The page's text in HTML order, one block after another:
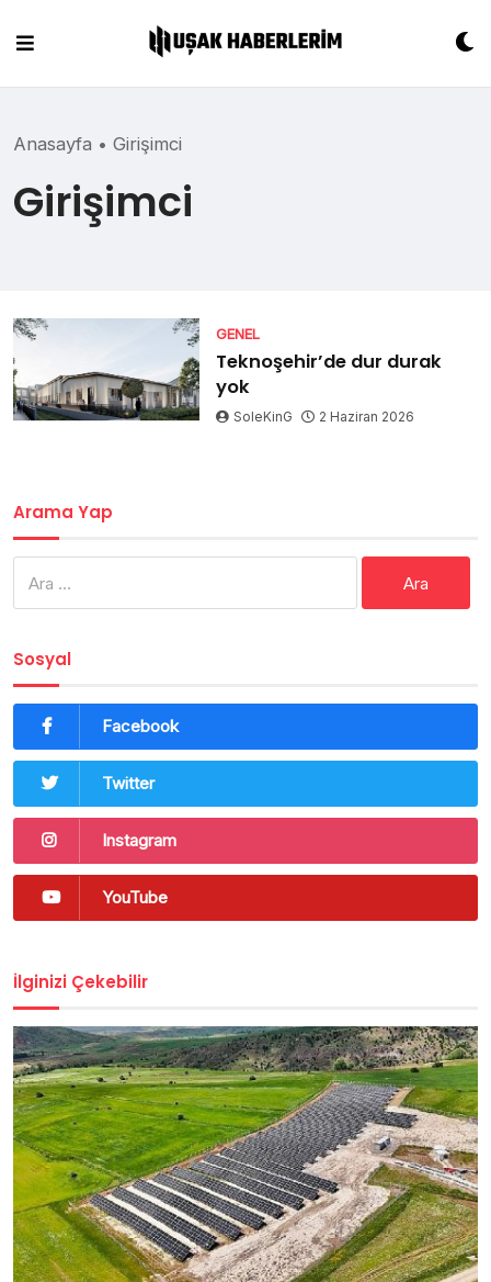
content
Anasayfa • Girişimci
Girişimci
GENEL
Teknoşehir’de dur durak
yok
SoleKinG 2 Haziran 2026
Arama Yap
Sosyal
Facebook
Twitter
Instagram
YouTube
İlginizi Çekebilir